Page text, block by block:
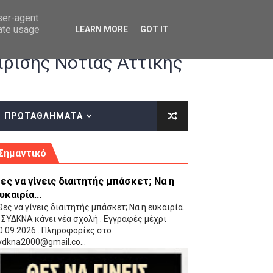
οδηγίες επί του ΚΑΝΟΝΙΣΜΟΥ ΕΓΓΡΑΦΩΝ-ΜΕΤΑΓΡΑΦΩΝ ΤΗΣ
(VIDEO)
Νότιας Αττικής
ΠΡΩΤΑΘΛΗΜΑΤΑ
να γίνεις διαιτητής μπάσκετ; Να η
να γίνεις διαιτητής μπάσκετ; Να η ευκαιρία.
κάνει νέα σχολή . Εγγραφές μέχρι
. Πληροφορίες στο
agent
usage
LEARN MORE GOT IT